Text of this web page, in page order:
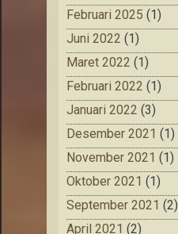
Februari 2025 (1)
Juni 2022 (1)
Maret 2022 (1)
Februari 2022 (1)
Januari 2022 (3)
Desember 2021 (1)
November 2021 (1)
Oktober 2021 (1)
September 2021 (2)
April 2021 (2)